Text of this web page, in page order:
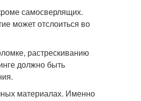
самосверлящих.
может отслоиться во
растрескиванию
должно быть
материалах. Именно